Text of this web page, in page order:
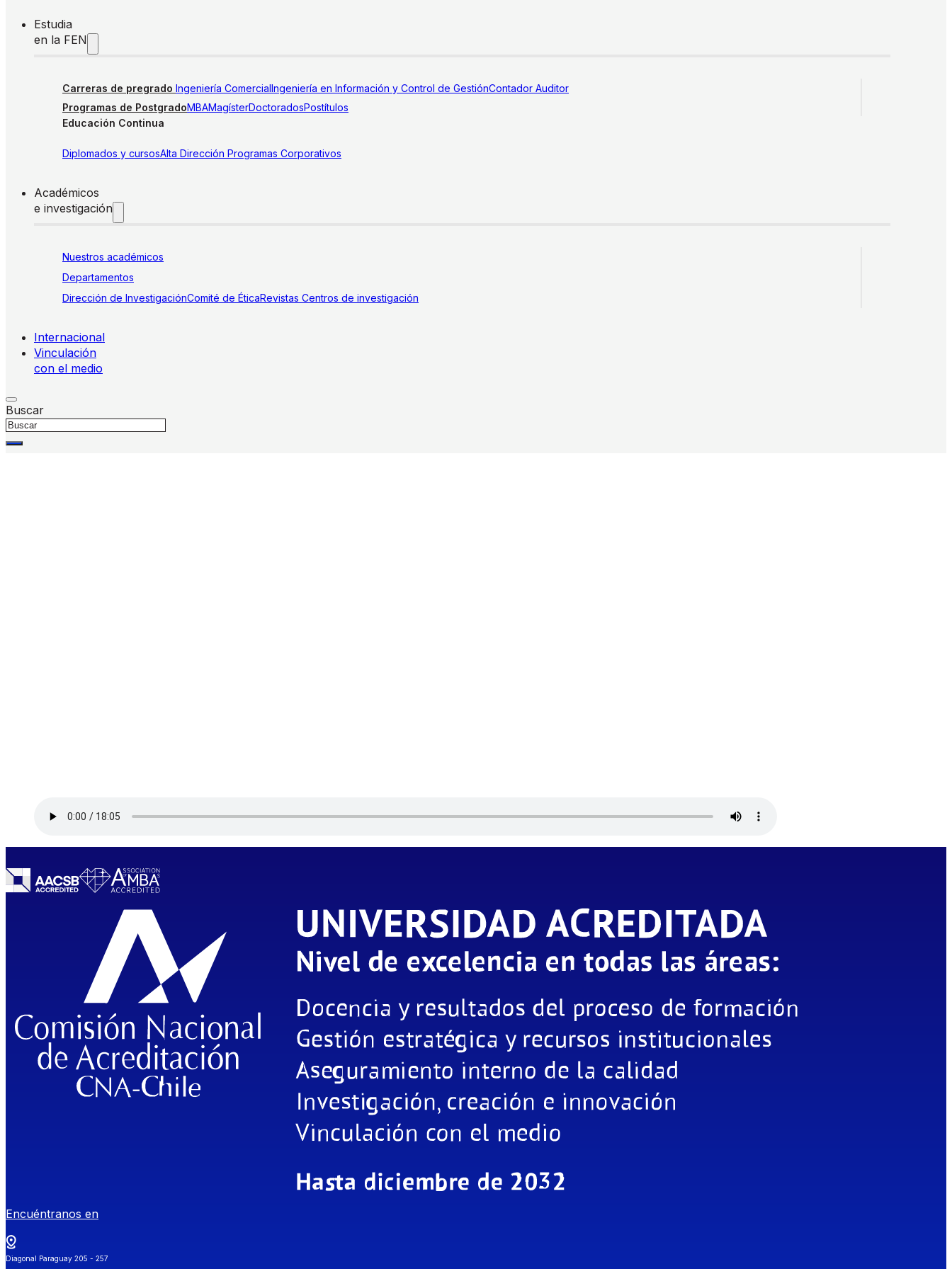
Estudia
en la FEN
Carreras de pregrado Ingeniería ComercialIngeniería en Información y Control de GestiónContador Auditor
Programas de PostgradoMBAMagísterDoctoradosPostítulos
Educación Continua
Diplomados y cursosAlta Dirección Programas Corporativos
Académicos
e investigación
Nuestros académicos
Departamentos
Dirección de InvestigaciónComité de ÉticaRevistas Centros de investigación
Internacional
Vinculación
con el medio
Buscar
Encuéntranos en
Diagonal Paraguay 205 - 257